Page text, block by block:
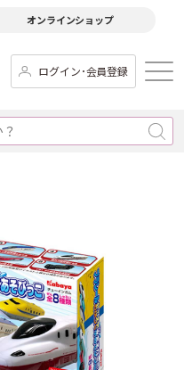
オンラインショップ
ログイン･会員登録